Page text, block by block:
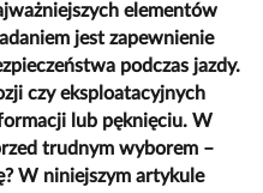
elementów
jest zapewnienie
podczas jazdy.
czy eksploatacyjnych
lub pęknięciu. W
trudnym wyborem –
W niniejszym artykule